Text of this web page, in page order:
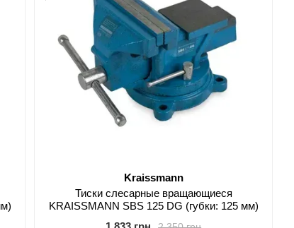
Kraissmann
Тиски слесарные вращающиеся
KRAISSMANN SBS 125 DG (губки: 125 мм)